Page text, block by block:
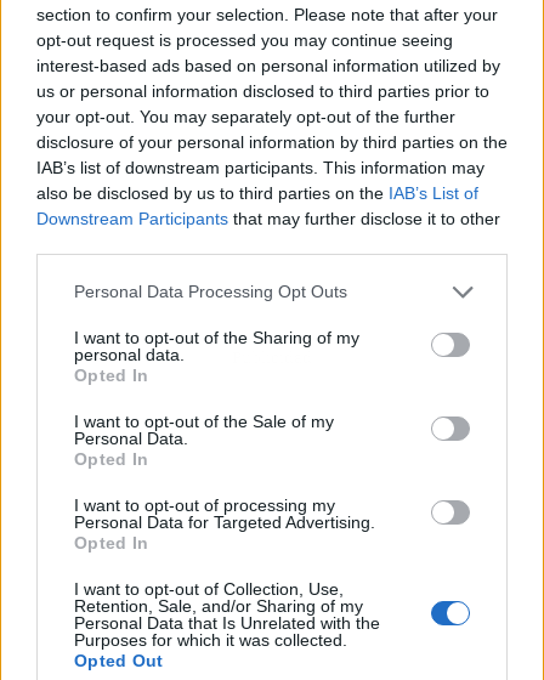
section to confirm your selection. Please note that after your
opt-out request is processed you may continue seeing
interest-based ads based on personal information utilized by
us or personal information disclosed to third parties prior to
your opt-out. You may separately opt-out of the further
disclosure of your personal information by third parties on the
IAB’s list of downstream participants. This information may
also be disclosed by us to third parties on the IAB’s List of
Downstream Participants that may further disclose it to other
Personal Data Processing Opt Outs
I want to opt-out of the Sharing of my
personal data.
Opted In
I want to opt-out of the Sale of my
Personal Data.
Opted In
I want to opt-out of processing my
Personal Data for Targeted Advertising.
Opted In
I want to opt-out of Collection, Use,
Retention, Sale, and/or Sharing of my
Personal Data that Is Unrelated with the
Purposes for which it was collected.
Opted Out